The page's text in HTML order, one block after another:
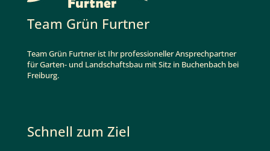
Team Grün Furtner
Team Grün Furtner ist Ihr professioneller Ansprechpartner
für Garten- und Landschaftsbau mit Sitz in Buchenbach bei
Freiburg.
Schnell zum Ziel